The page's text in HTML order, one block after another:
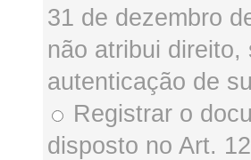
31 de dezembro
não atribui
autenticação de
Registrar o
disposto no Art.